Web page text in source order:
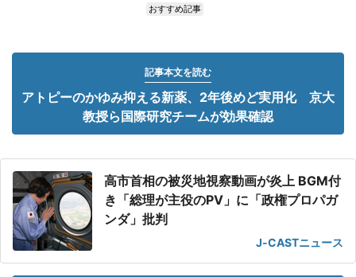
おすすめ記事
記事本文を読む
アトピーのかゆみ抑える新薬、2年後めど実用化 京大
教授ら国際研究チームが効果確認
高市首相の被災地視察動画が炎上 BGM付
き「総理が主役のPV」に「政権プロパガ
ンダ」批判
J-CASTニュース